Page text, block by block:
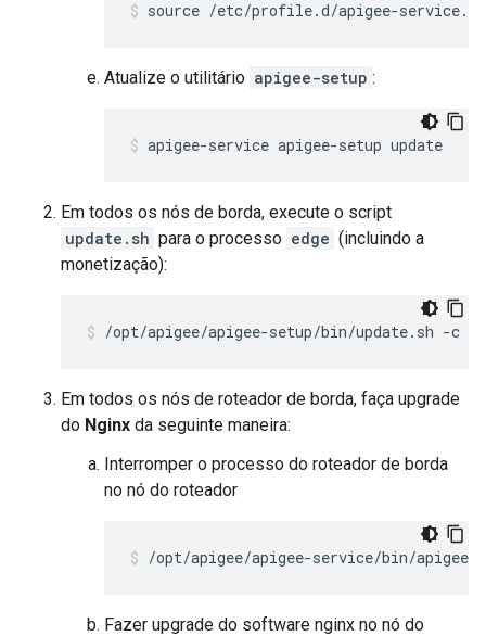
source /etc/profile.d/apigee-service.sh
Atualize o utilitário apigee-setup :
apigee-service apigee-setup update
Em todos os nós de borda, execute o script
update.sh para o processo edge (incluindo a
monetização):
/opt/apigee/apigee-setup/bin/update.sh -c
Em todos os nós de roteador de borda, faça upgrade
do Nginx da seguinte maneira:
Interromper o processo do roteador de borda
no nó do roteador
/opt/apigee/apigee-service/bin/apigee-
Fazer upgrade do software nginx no nó do